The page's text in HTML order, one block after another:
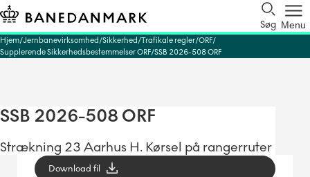
Søg Menu
Hjem Jernbanevirksomhed Sikkerhed Trafikale regler ORF
Supplerende Sikkerhedsbestemmelser ORF SSB 2026-508 ORF
SSB 2026-508 ORF
Strækning 23 Aarhus H. Kørsel på rangerruter
Download fil